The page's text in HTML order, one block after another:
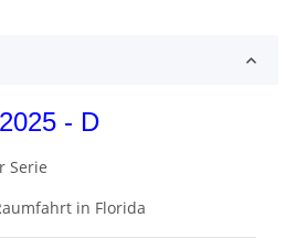
- D
Serie
in Florida